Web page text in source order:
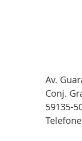
Av.
Conj.
59135-